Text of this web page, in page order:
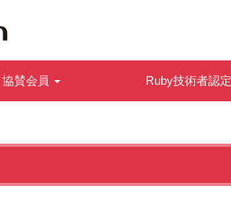
協賛会員 Ruby技術者認